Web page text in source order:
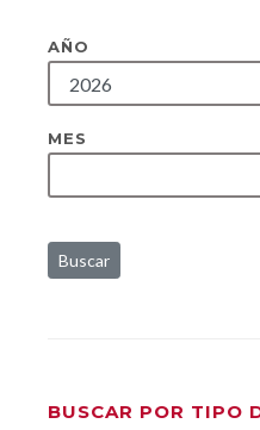
AÑO
MES
Buscar
BUSCAR POR TIPO